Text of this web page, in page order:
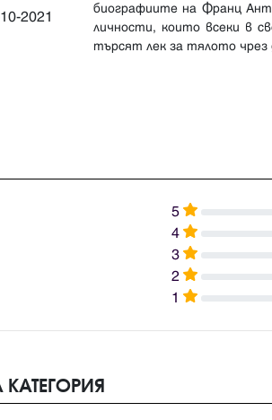
2021
биографиите на Франц
личности, които всеки в
5
4
3
2
1